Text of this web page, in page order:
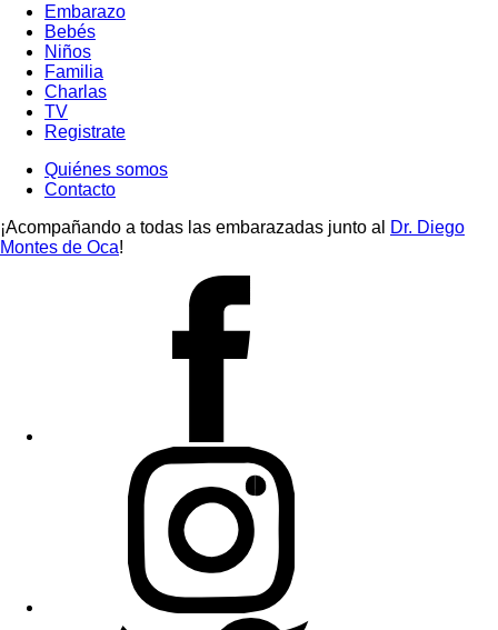
Embarazo
Bebés
Niños
Familia
Charlas
TV
Registrate
Quiénes somos
Contacto
¡Acompañando a todas las embarazadas junto al
Dr. Diego
Montes de Oca!